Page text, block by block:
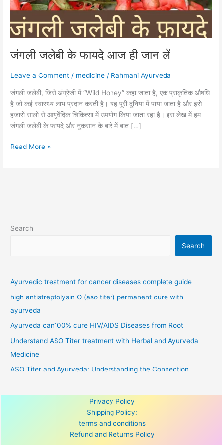
जंगली जलेबी के फायदे आज ही जान लें
Leave a Comment / medicine / Rahmani Ayurveda
जंगली जलेबी, जिसे अंग्रेजी में “Wild Honey” कहा जाता है, एक प्राकृतिक औषधि
है जो कई स्वास्थ्य लाभ प्रदान करती है। यह पूरी दुनिया में पाया जाता है और इसे
हजारों सालों से आयुर्वेदिक चिकित्सा में उपयोग किया जाता रहा है। इस लेख में हम
जंगली जलेबी के फायदे और नुकसान के बारे में बात […]
लें
Read More »
Search
Search
Ayurvedic treatment for cancer diseases complete guide
high antistreptolysin O (aso titer) permanent cure with
ayurveda
Ayurveda can100% cure HIV/AIDS Diseases from Root
Understand ASO Titer treatment with Herbal and Ayurveda
Medicine
ASO Titer and Ayurveda: Understanding the Connection
Privacy Policy
Shipping Policy:
terms and conditions
Refund and Returns Policy